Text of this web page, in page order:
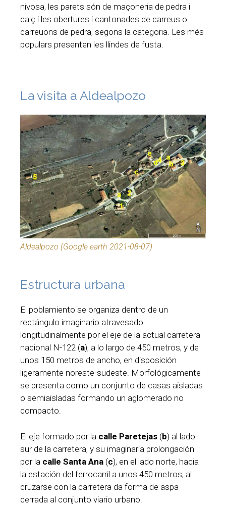
nivosa, les parets són de maçoneria de pedra i
calç i les obertures i cantonades de carreus o
carreuons de pedra, segons la categoria. Les més
populars presenten les llindes de fusta.
La visita a Aldealpozo
Aldealpozo (Google earth 2021-08-07)
Estructura urbana
El poblamiento se organiza dentro de un
rectángulo imaginario atravesado
longitudinalmente por el eje de la actual carretera
nacional N-122 (a), a lo largo de 450 metros, y de
unos 150 metros de ancho, en disposición
ligeramente noreste-sudeste. Morfológicamente
se presenta como un conjunto de casas aisladas
o semiaisladas formando un aglomerado no
compacto.
El eje formado por la calle Paretejas (b) al lado
sur de la carretera, y su imaginaria prolongación
por la calle Santa Ana (c), en el lado norte, hacia
la estación del ferrocarril a unos 450 metros, al
cruzarse con la carretera da forma de aspa
cerrada al conjunto viario urbano.